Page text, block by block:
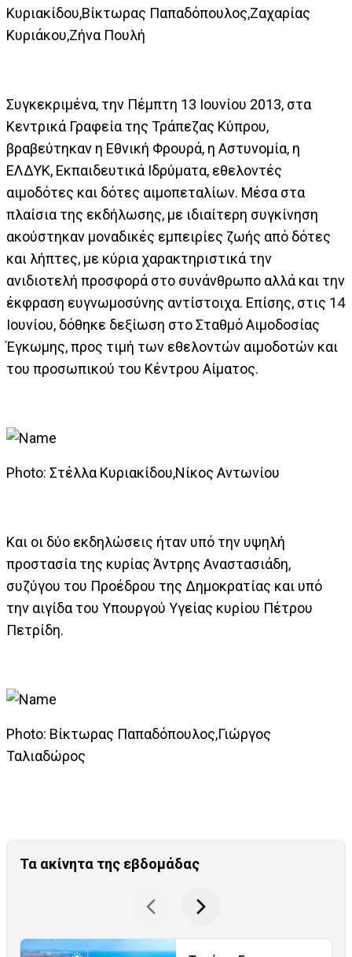
Κυριακίδου,Βίκτωρας Παπαδόπουλος,Ζαχαρίας
Κυριάκου,Ζήνα Πουλή
Συγκεκριμένα, την Πέμπτη 13 Ιουνίου 2013, στα
Κεντρικά Γραφεία της Τράπεζας Κύπρου,
βραβεύτηκαν η Εθνική Φρουρά, η Αστυνομία, η
ΕΛΔΥΚ, Εκπαιδευτικά Ιδρύματα, εθελοντές
αιμοδότες και δότες αιμοπεταλίων. Μέσα στα
πλαίσια της εκδήλωσης, με ιδιαίτερη συγκίνηση
ακούστηκαν μοναδικές εμπειρίες ζωής από δότες
και λήπτες, με κύρια χαρακτηριστικά την
ανιδιοτελή προσφορά στο συνάνθρωπο αλλά και την
έκφραση ευγνωμοσύνης αντίστοιχα. Επίσης, στις 14
Ιουνίου, δόθηκε δεξίωση στο Σταθμό Αιμοδοσίας
Έγκωμης, προς τιμή των εθελοντών αιμοδοτών και
του προσωπικού του Κέντρου Αίματος.
Photo: Στέλλα Κυριακίδου,Νίκος Αντωνίου
Και οι δύο εκδηλώσεις ήταν υπό την υψηλή
προστασία της κυρίας Άντρης Αναστασιάδη,
συζύγου του Προέδρου της Δημοκρατίας και υπό
την αιγίδα του Υπουργού Υγείας κυρίου Πέτρου
Πετρίδη.
Photo: Βίκτωρας Παπαδόπουλος,Γιώργος
Ταλιαδώρος
Τα ακίνητα της εβδομάδας